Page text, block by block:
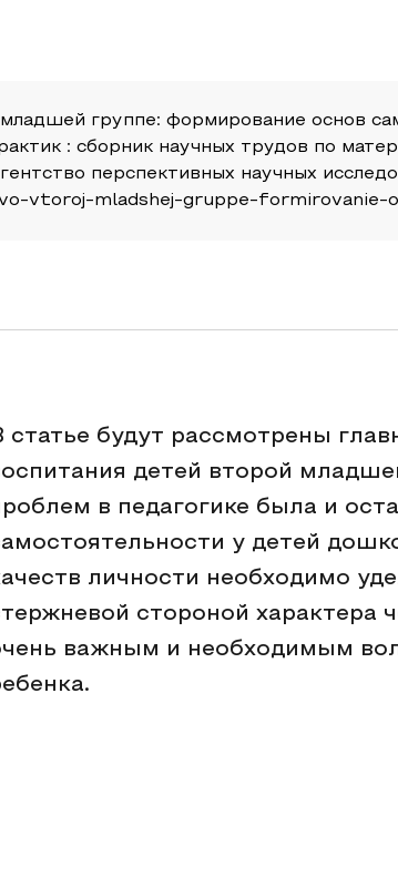
группе: формирование основ
: сборник научных трудов по
перспективных научных
vtoroj-mladshej-gruppe-
статье будут рассмотрены
детей второй
в педагогике была и
у детей
личности необходимо
стороной характера
важным и необходимым